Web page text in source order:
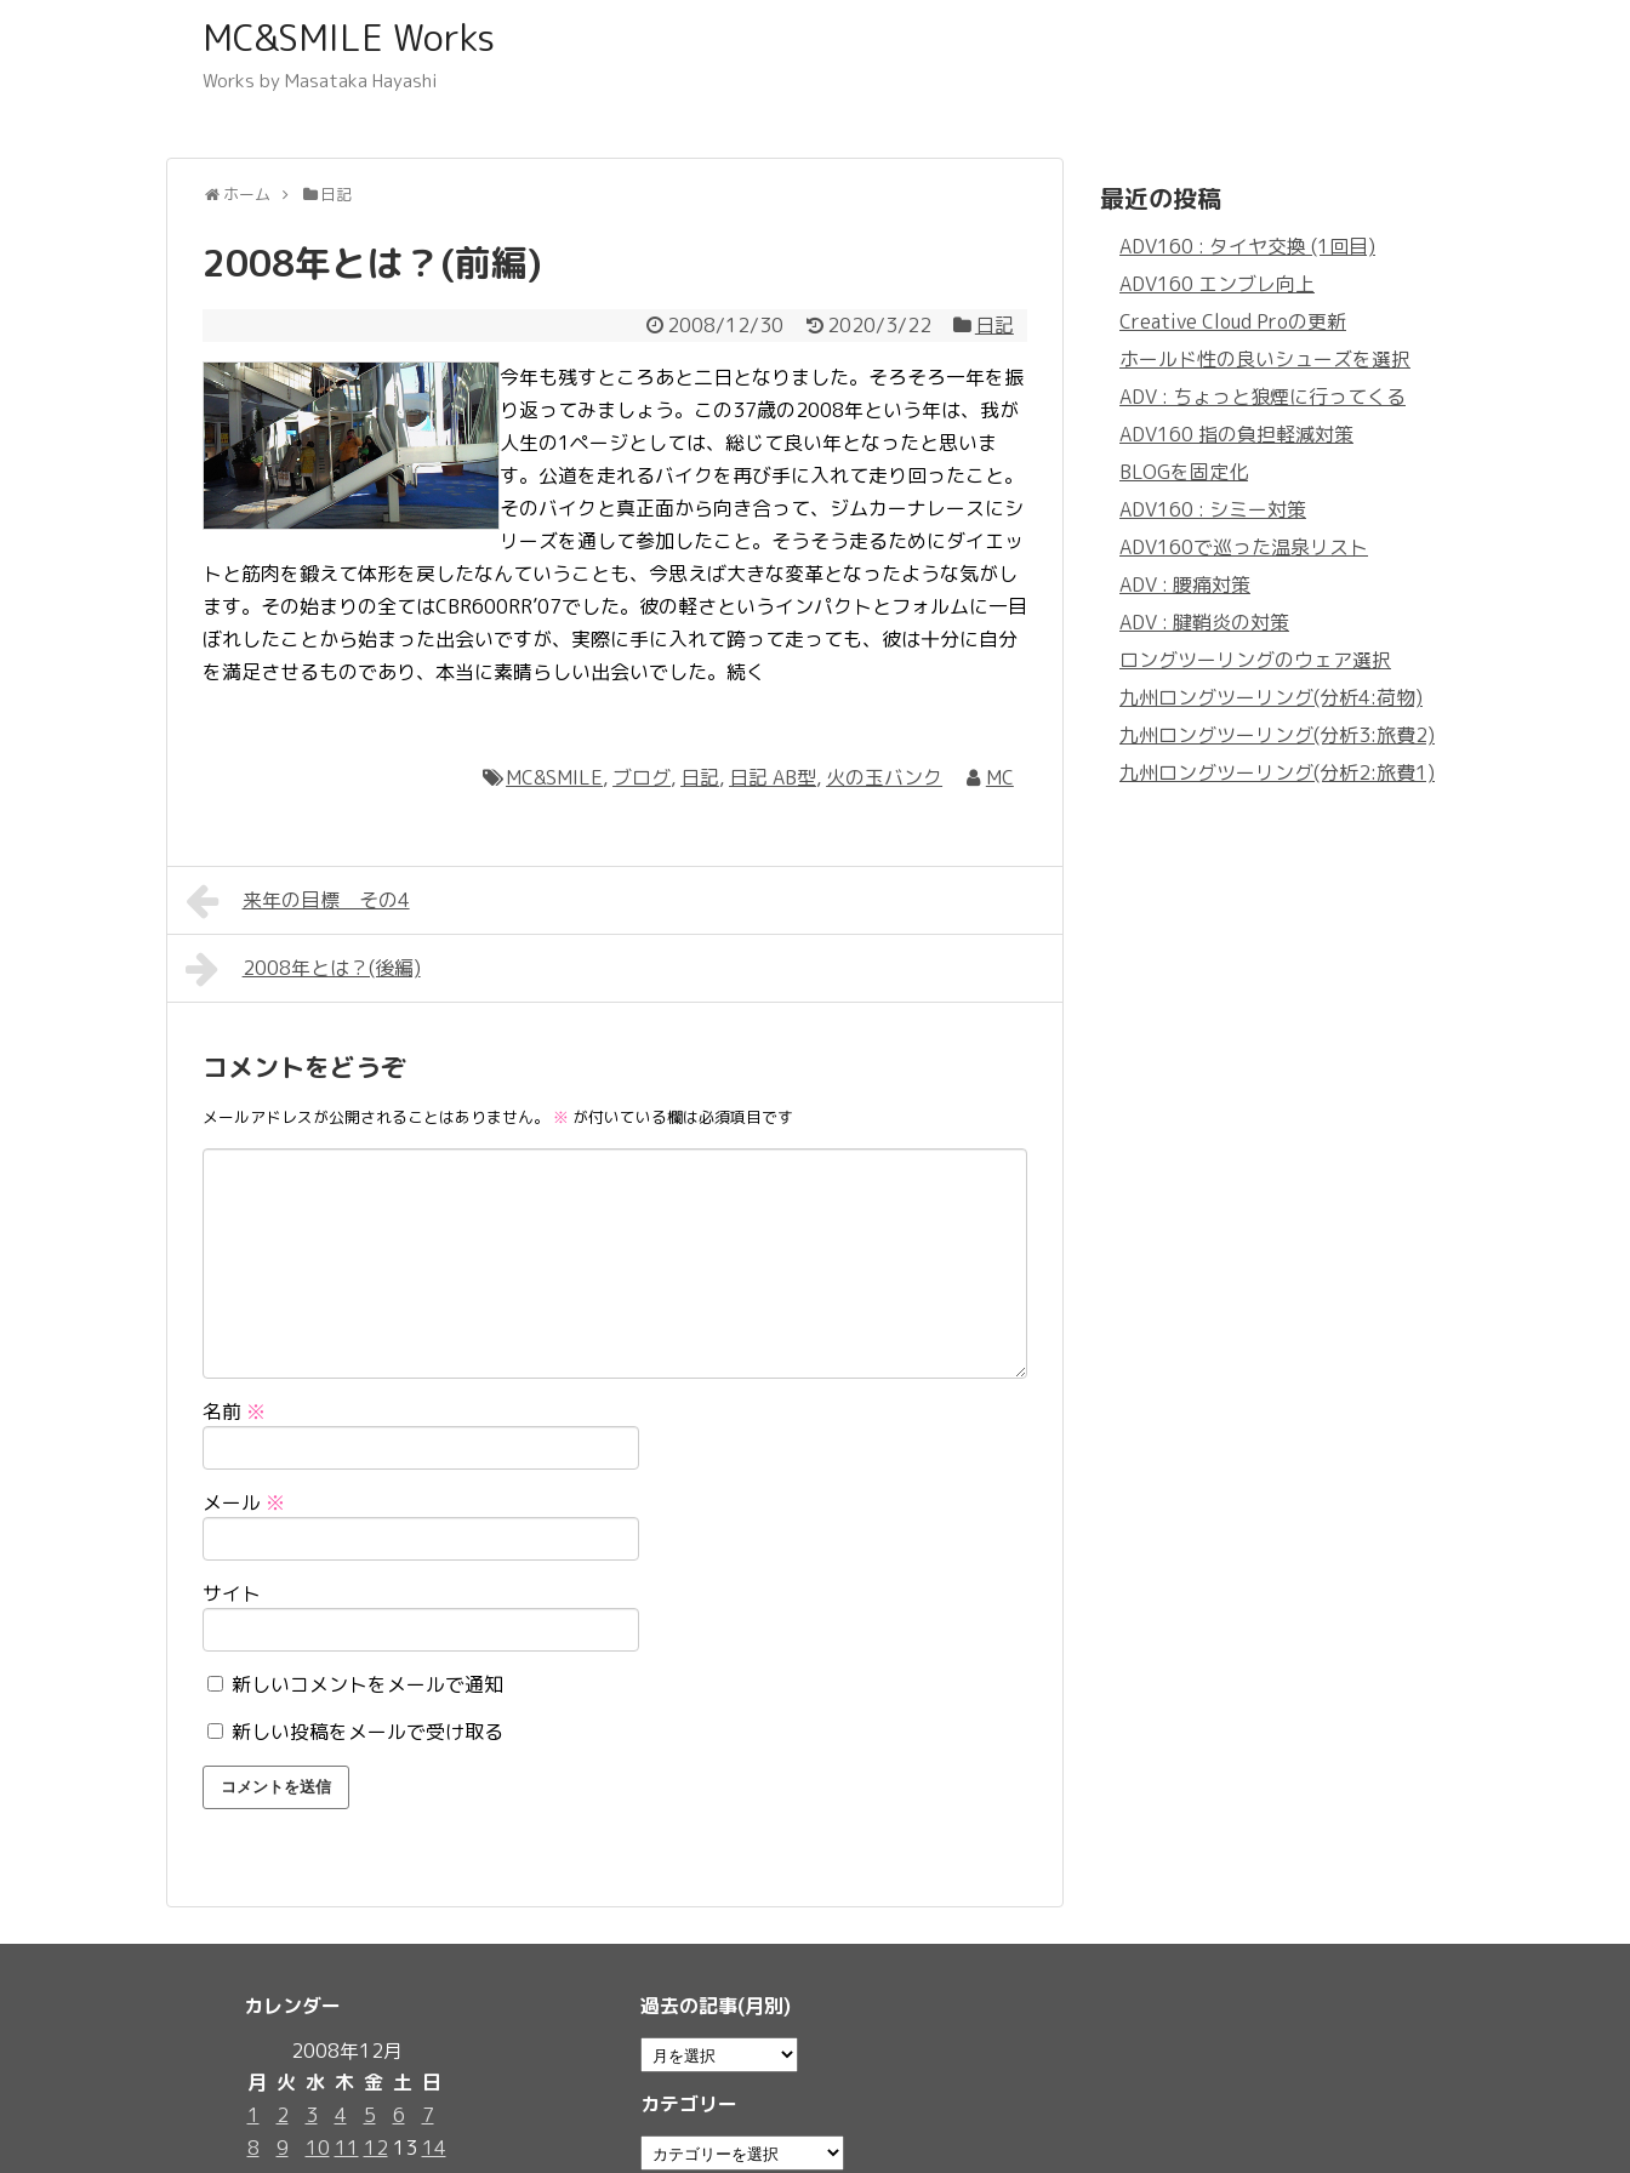
MC&SMILE Works
Works by Masataka Hayashi
ホーム 日記
2008年とは？(前編)
2008/12/30 2020/3/22
日記
今年も残すところあと二日となりました。そろそろ一年を振
り返ってみましょう。この37歳の2008年という年は、我が
人生の1ページとしては、総じて良い年となったと思いま
す。公道を走れるバイクを再び手に入れて走り回ったこと。
そのバイクと真正面から向き合って、ジムカーナレースにシ
リーズを通して参加したこと。そうそう走るためにダイエッ
トと筋肉を鍛えて体形を戻したなんていうことも、今思えば大きな変革となったような気がし
ます。その始まりの全てはCBR600RR’07でした。彼の軽さというインパクトとフォルムに一目
ぼれしたことから始まった出会いですが、実際に手に入れて跨って走っても、彼は十分に自分
を満足させるものであり、本当に素晴らしい出会いでした。続く
MC&SMILE, ブログ, 日記, 日記 AB型, 火の玉バンク MC
来年の目標 その4
2008年とは？(後編)
コメントをどうぞ
メールアドレスが公開されることはありません。 ※ が付いている欄は必須項目です
名前 ※
メール ※
サイト
新しいコメントをメールで通知
新しい投稿をメールで受け取る
最近の投稿
ADV160 : タイヤ交換 (1回目)
ADV160 エンブレ向上
Creative Cloud Proの更新
ホールド性の良いシューズを選択
ADV : ちょっと狼煙に行ってくる
ADV160 指の負担軽減対策
BLOGを固定化
ADV160 : シミー対策
ADV160で巡った温泉リスト
ADV : 腰痛対策
ADV : 腱鞘炎の対策
ロングツーリングのウェア選択
九州ロングツーリング(分析4:荷物)
九州ロングツーリング(分析3:旅費2)
九州ロングツーリング(分析2:旅費1)
カレンダー
2008年12月
月 火 水 木 金 土 日
1
2 3 4 5 6
7
8
9 10 11 12 13 14
過去の記事(月別)
カテゴリー